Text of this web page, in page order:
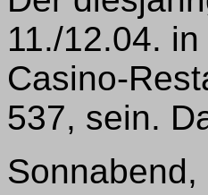
11./12.04.
Casino-
537, sein.